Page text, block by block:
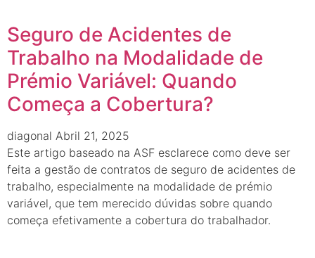
Seguro de Acidentes de
Trabalho na Modalidade de
Prémio Variável: Quando
Começa a Cobertura?
diagonal Abril 21, 2025
Este artigo baseado na ASF esclarece como deve ser
feita a gestão de contratos de seguro de acidentes de
trabalho, especialmente na modalidade de prémio
variável, que tem merecido dúvidas sobre quando
começa efetivamente a cobertura do trabalhador.